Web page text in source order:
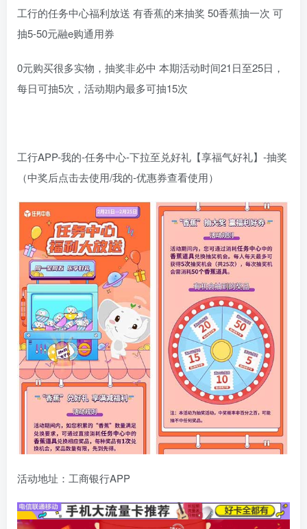
工行的任务中心福利放送 有香蕉的来抽奖 50香蕉抽一次 可
抽5-50元融e购通用券
0元购买很多实物，抽奖非必中 本期活动时间21日至25日，
每日可抽5次，活动期内最多可抽15次
工行APP-我的-任务中心-下拉至兑好礼【享福气好礼】-抽奖
（中奖后点击去使用/我的-优惠券查看使用）
活动地址：工商银行APP